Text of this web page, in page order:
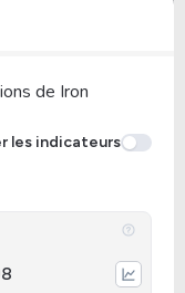
de Iron
les indicateurs